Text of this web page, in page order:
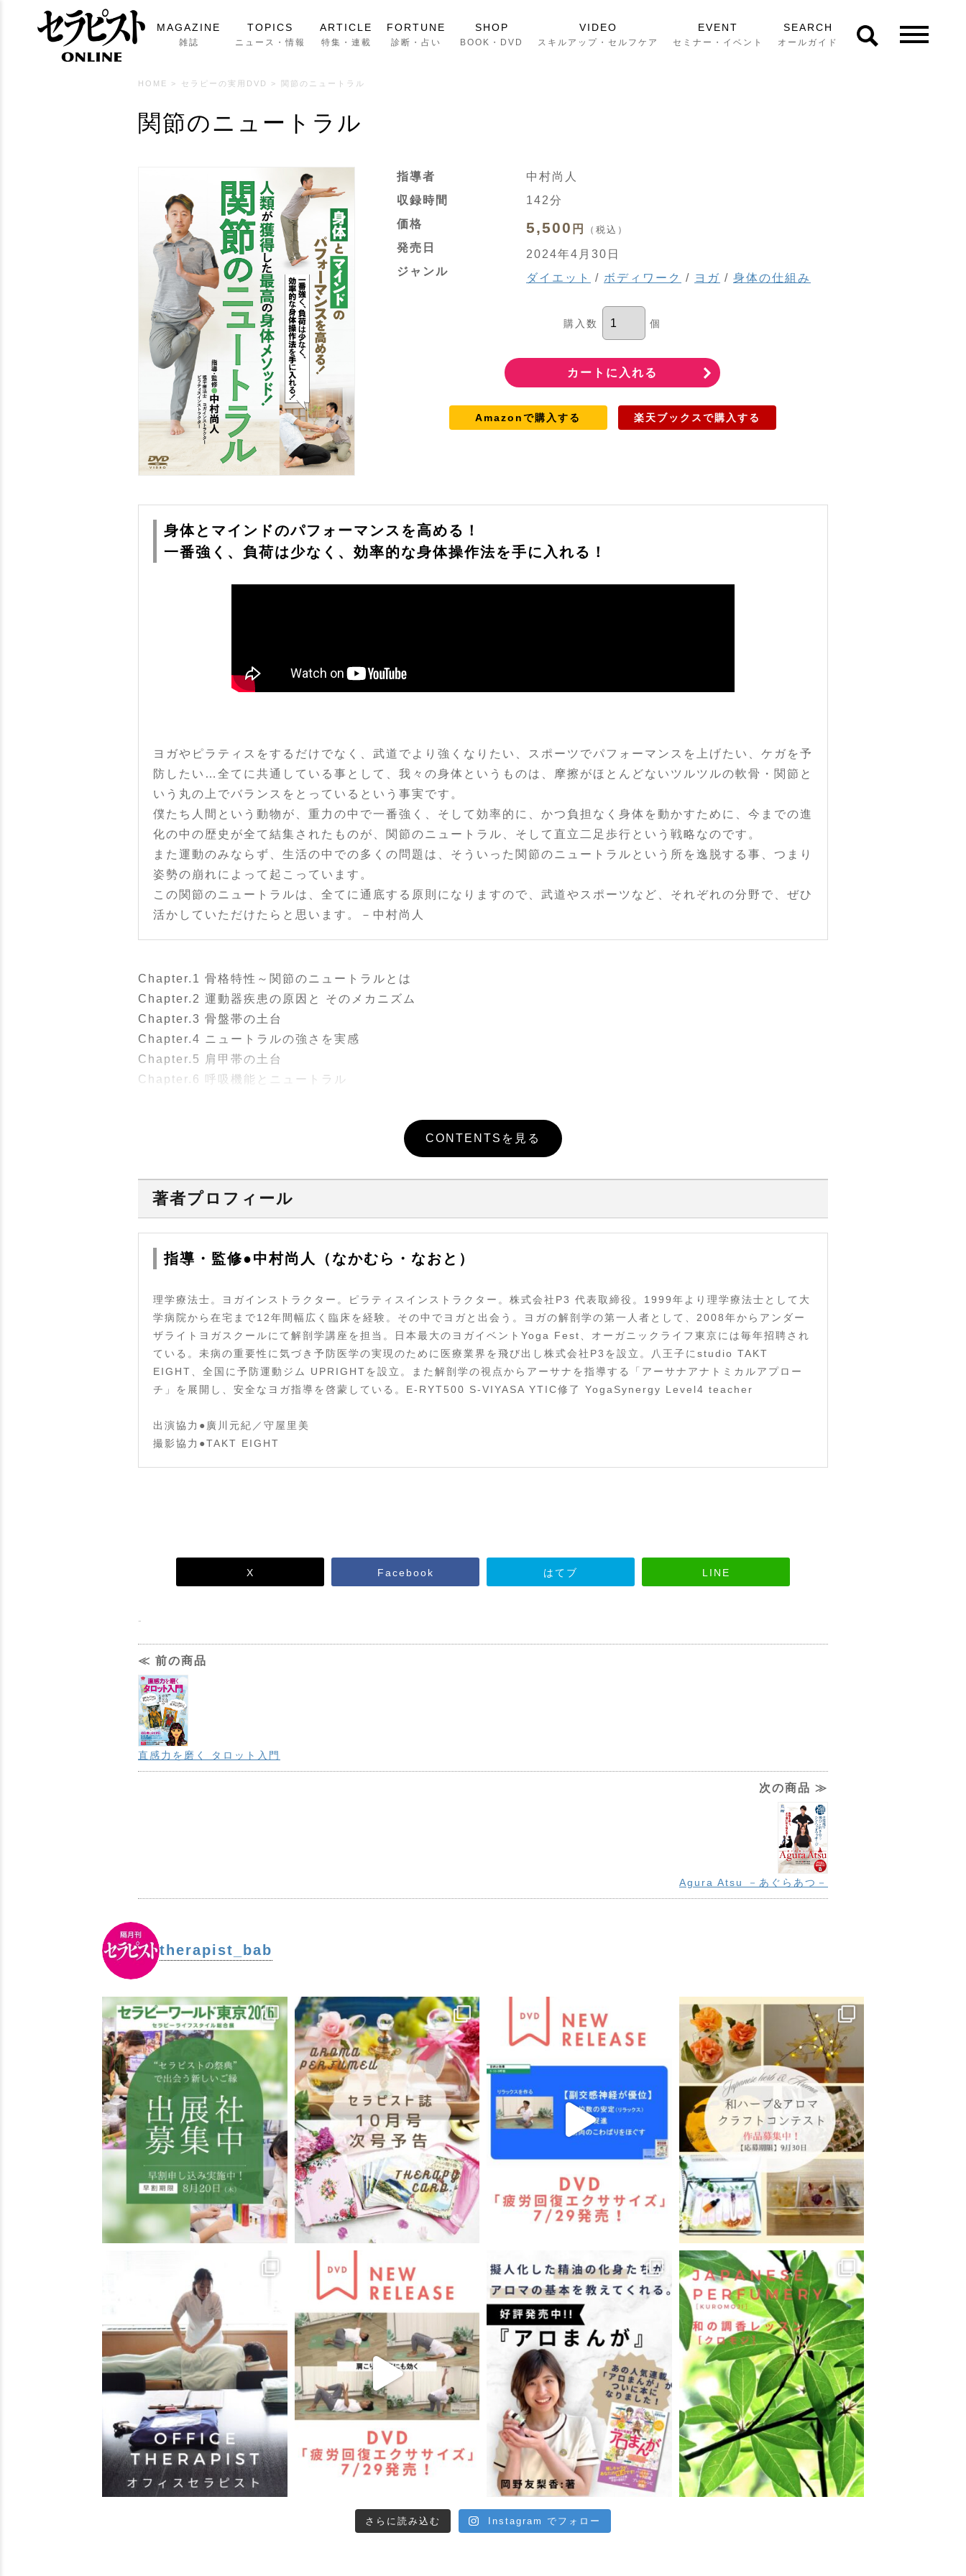
MAGAZINE
雑誌
TOPICS
ニュース・情報
ARTICLE
特集・連載
FORTUNE
診断・占い
SHOP
BOOK・DVD
VIDEO
スキルアップ・セルフケア
EVENT
セミナー・イベント
SEARCH
オールガイド
HOME > セラピーの実用DVD > 関節のニュートラル
関節のニュートラル
指導者
中村尚人
収録時間
142分
価格
5,500 円 （税込）
発売日
2024年4月30日
ジャンル
ダイエット / ボディワーク / ヨガ / 身体の仕組み
購入数 個
Amazonで購入する 楽天ブックスで購入する
身体とマインドのパフォーマンスを高める！
一番強く、負荷は少なく、効率的な身体操作法を手に入れる！
ヨガやピラティスをするだけでなく、武道でより強くなりたい、スポーツでパフォーマンスを上げたい、ケガを予
防したい…全てに共通している事として、我々の身体というものは、摩擦がほとんどないツルツルの軟骨・関節と
いう丸の上でバランスをとっているという事実です。
僕たち人間という動物が、重力の中で一番強く、そして効率的に、かつ負担なく身体を動かすために、今までの進
化の中の歴史が全て結集されたものが、関節のニュートラル、そして直立二足歩行という戦略なのです。
また運動のみならず、生活の中での多くの問題は、そういった関節のニュートラルという所を逸脱する事、つまり
姿勢の崩れによって起こっています。
この関節のニュートラルは、全てに通底する原則になりますので、武道やスポーツなど、それぞれの分野で、ぜひ
活かしていただけたらと思います。－中村尚人
Chapter.1 骨格特性～関節のニュートラルとは
Chapter.2 運動器疾患の原因と そのメカニズム
Chapter.3 骨盤帯の土台
Chapter.4 ニュートラルの強さを実感
Chapter.5 肩甲帯の土台
Chapter.6 呼吸機能とニュートラル
Chapter.9 ニュートラルを作るためのバランストレーニング
Chapter.10 関節の動きを瞬時に高める関節圧迫法
Chapter.11 ベクトルから合気上げを解説
Chapter.12 ニュートラルを作るためのヨガのポーズ
CONTENTSを見る
著者プロフィール
指導・監修●中村尚人（なかむら・なおと）
理学療法士。ヨガインストラクター。ピラティスインストラクター。株式会社P3 代表取締役。1999年より理学療法士として大
学病院から在宅まで12年間幅広く臨床を経験。その中でヨガと出会う。ヨガの解剖学の第一人者として、2008年からアンダー
ザライトヨガスクールにて解剖学講座を担当。日本最大のヨガイベントYoga Fest、オーガニックライフ東京には毎年招聘され
ている。未病の重要性に気づき予防医学の実現のために医療業界を飛び出し株式会社P3を設立。八王子にstudio TAKT
EIGHT、全国に予防運動ジム UPRIGHTを設立。また解剖学の視点からアーサナを指導する「アーサナアナトミカルアプロー
チ」を展開し、安全なヨガ指導を啓蒙している。E-RYT500 S-VIYASA YTIC修了 YogaSynergy Level4 teacher
出演協力●廣川元紀／守屋里美
撮影協力●TAKT EIGHT
X Facebook はてブ LINE
-
≪ 前の商品
直感力を磨く タロット入門
次の商品 ≫
Agura Atsu －あぐらあつ－
therapist_bab
さらに読み込む Instagram でフォロー